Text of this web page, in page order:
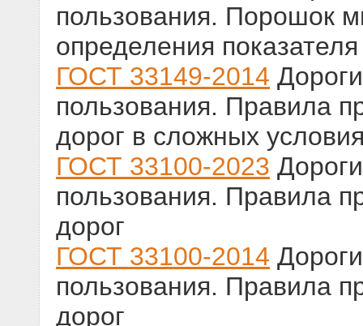
пользования. Порошок
определения
ГОСТ 33149-2014
пользования. Правила
дорог в сложных
ГОСТ 33100-2023
пользования. Правила
дорог
ГОСТ 33100-2014
пользования. Правила
дорог